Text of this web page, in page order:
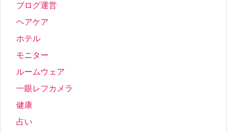
ブログ運営
ヘアケア
ホテル
モニター
ルームウェア
一眼レフカメラ
健康
占い